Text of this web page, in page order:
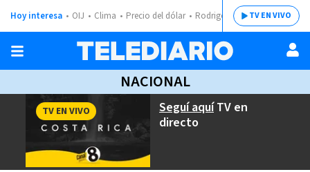
Hoy interesa OIJ Clima Precio del dólar Rodrigo ChavesTV EN VIVO
NACIONAL
Seguí aquíTV en
directo
TV EN VIVO